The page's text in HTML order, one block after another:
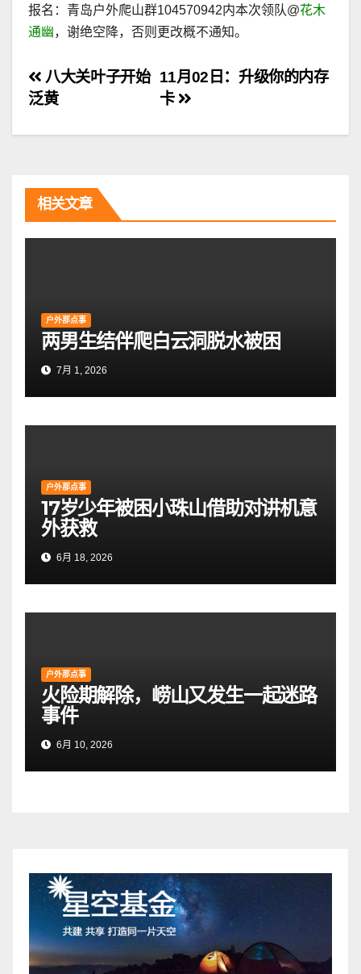
报名：青岛户外爬山群104570942内本次领队@花木
通幽 ，谢绝空降，否则更改概不通知。
文
章
航
11月02日：升级你的内存
卡
八大关叶子开始
泛黄
相关文章
户外那点事
两男生结伴爬白云洞脱水被困
7月 1, 2026
户外那点事
17岁少年被困小珠山借助对讲机意
外获救
6月 18, 2026
户外那点事
火险期解除，崂山又发生一起迷路
事件
6月 10, 2026